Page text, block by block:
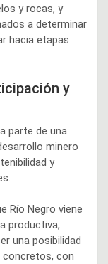
y rocas, y
a determinar
hacia etapas
y
parte de una
minero
y
Río Negro viene
productiva,
una posibilidad
concretos, con